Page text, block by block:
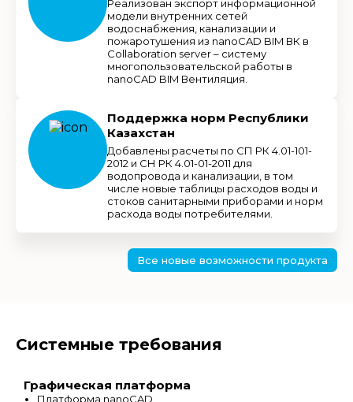
Реализован экспорт информационной
модели внутренних сетей
водоснабжения, канализации и
пожаротушения из nanoCAD BIM ВК в
Collaboration server – систему
многопользовательской работы в
nanoCAD BIM Вентиляция.
Поддержка норм Республики
Казахстан
Добавлены расчеты по СП РК 4.01-101-
2012 и СН РК 4.01-01-2011 для
водопровода и канализации, в том
числе новые таблицы расходов воды и
стоков санитарными приборами и норм
расхода воды потребителями.
Все новые возможности продукта
Системные требования
Графическая платформа
Платформа nanoCAD